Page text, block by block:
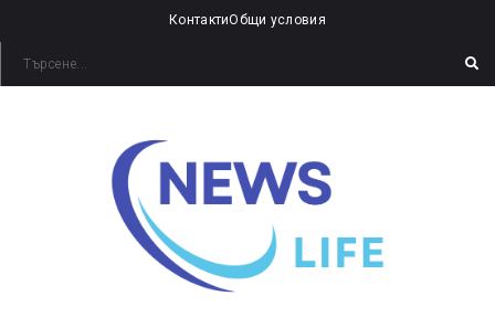
КонтактиОбщи условия